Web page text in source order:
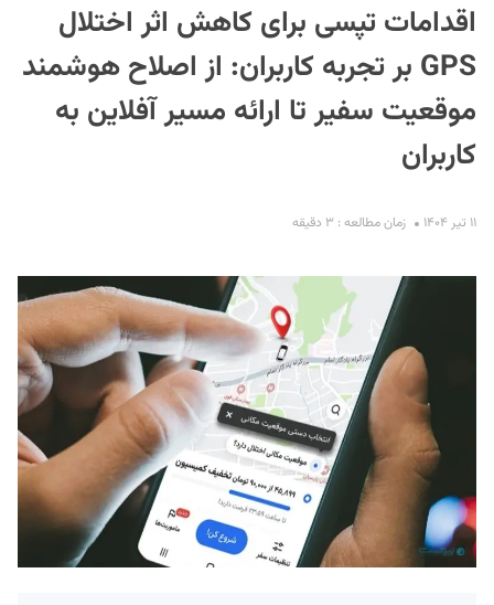
اقدامات تپسی برای کاهش اثر اختلال
GPS بر تجربه کاربران: از اصلاح هوشمند
موقعیت سفیر تا ارائه مسیر آفلاین به
کاربران
۱۱ تیر ۱۴۰۴ زمان مطالعه : ۳ دقیقه